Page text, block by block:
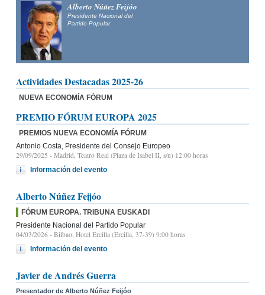
Alberto Núñez Feijóo
Presidente Nacional del
Partido Popular
Actividades Destacadas 2025-26
NUEVA ECONOMÍA FÓRUM
PREMIO FÓRUM EUROPA 2025
PREMIOS NUEVA ECONOMÍA FÓRUM
Antonio Costa, Presidente del Consejo Europeo
29/09/2025 - Madrid, Teatro Real (Plaza de Isabel II, s/n) 12:00 horas
Información del evento
Alberto Núñez Feijóo
FÓRUM EUROPA. TRIBUNA EUSKADI
Presidente Nacional del Partido Popular
04/03/2026 - Bilbao, Hotel Ercilla (Ercilla, 37-39) 9:00 horas
Información del evento
Javier de Andrés Guerra
Presentador de Alberto Núñez Feijóo